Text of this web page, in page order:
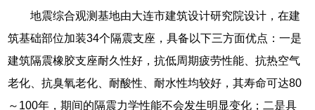
地震综合观测基地由大连市建筑设计研究院设计，在建
筑基础部位加装34个隔震支座，具备以下三方面优点：一是
建筑隔震橡胶支座耐久性好，抗低周期疲劳性能、抗热空气
老化、抗臭氧老化、耐酸性、耐水性均较好，其寿命可达80
～100年，期间的隔震力学性能不会发生明显变化；二是具